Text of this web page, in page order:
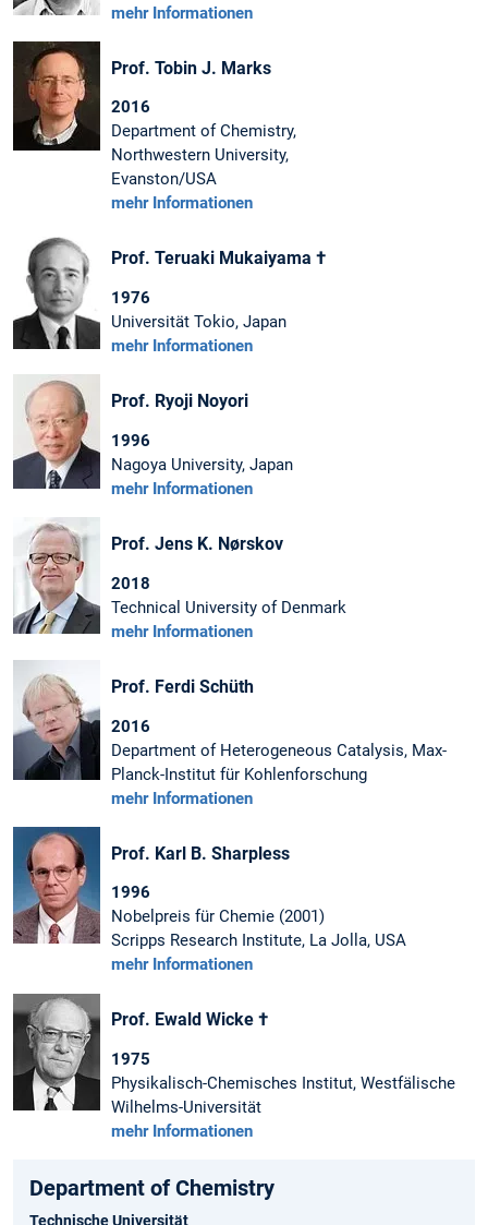
mehr Informationen
Prof. Tobin J. Marks
2016
Department of Chemistry,
Northwestern University,
Evanston/USA
mehr Informationen
Prof. Teruaki Mukaiyama †
1976
Universität Tokio, Japan
mehr Informationen
Prof. Ryoji Noyori
1996
Nagoya University, Japan
mehr Informationen
Prof. Jens K. Nørskov
2018
Technical University of Denmark
mehr Informationen
Prof. Ferdi Schüth
2016
Department of Heterogeneous Catalysis, Max-
Planck-Institut für Kohlenforschung
mehr Informationen
Prof. Karl B. Sharpless
1996
Nobelpreis für Chemie (2001)
Scripps Research Institute, La Jolla, USA
mehr Informationen
Prof. Ewald Wicke †
1975
Physikalisch-Chemisches Institut, Westfälische
Wilhelms-Universität
mehr Informationen
Department of Chemistry
Technische Universität